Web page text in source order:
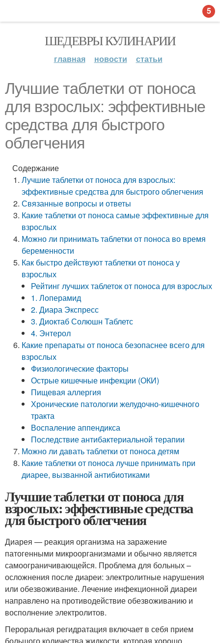
ШЕДЕВРЫ КУЛИНАРИИ
главная новости статьи
Лучшие таблетки от поноса
для взрослых: эффективные
средства для быстрого
облегчения
Содержание
Лучшие таблетки от поноса для взрослых:
эффективные средства для быстрого облегчения
Связанные вопросы и ответы
Какие таблетки от поноса самые эффективные для
взрослых
Можно ли принимать таблетки от поноса во время
беременности
Как быстро действуют таблетки от поноса у
взрослых
Рейтинг лучших таблеток от поноса для взрослых
1. Лоперамид
2. Диара Экспресс
3. Диоктаб Солюшн Таблетс
4. Энтерол
Какие препараты от поноса безопаснее всего для
взрослых
Физиологические факторы
Острые кишечные инфекции (ОКИ)
Пищевая аллергия
Хронические патологии желудочно-кишечного
тракта
Воспаление аппендикса
Последствие антибактериальной терапии
Можно ли давать таблетки от поноса детям
Какие таблетки от поноса лучше принимать при
диарее, вызванной антибиотиками
Лучшие таблетки от поноса для
взрослых: эффективные средства
для быстрого облегчения
Диарея — реакция организма на заражение
патогенными микроорганизмами и обычно является
самоограничивающейся. Проблема для больных –
осложнения после диареи: электролитные нарушения
или обезвоживание. Лечение инфекционной диареи
направлено на противодействие обезвоживанию и
восполнение электролитов.
Пероральная регидратация включает в себя прием
5